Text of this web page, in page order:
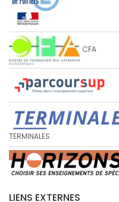
CFA
TERMINALES
LIENS EXTERNES